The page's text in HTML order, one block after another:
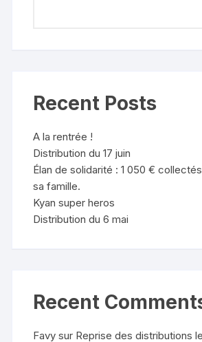
Recent Posts
A la rentrée !
Distribution du 17 juin
Élan de solidarité : 1 050 €
sa famille.
Kyan super heros
Distribution du 6 mai
Recent
Favy sur Reprise des distributions